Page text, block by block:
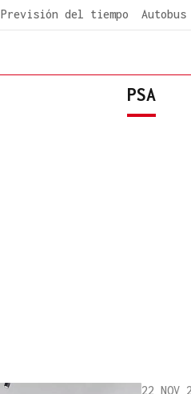
Previsión del tiempo Autobus
PSA
22 NOV